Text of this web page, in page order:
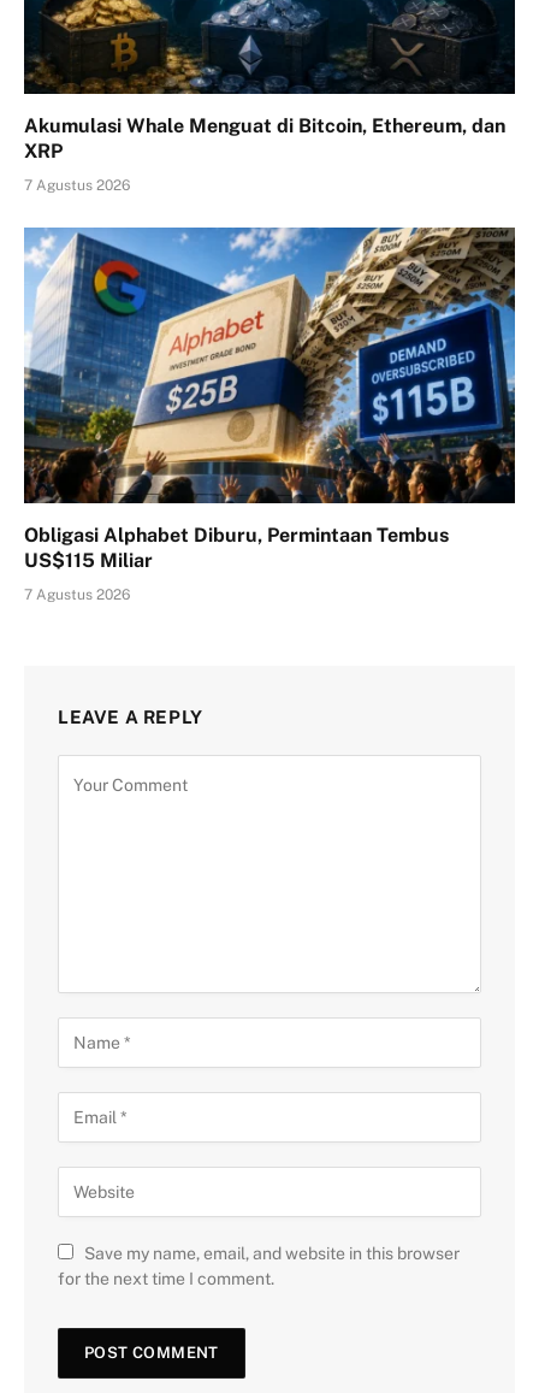
Akumulasi Whale Menguat di Bitcoin, Ethereum, dan
XRP
7 Agustus 2026
Obligasi Alphabet Diburu, Permintaan Tembus
US$115 Miliar
7 Agustus 2026
LEAVE A REPLY
Save my name, email, and website in this browser
for the next time I comment.